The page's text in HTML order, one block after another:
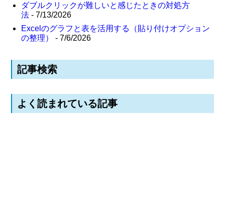
ダブルクリックが難しいと感じたときの対処方
法 - 7/13/2026
Excelのグラフと表を活用する（貼り付けオプション
の整理）
- 7/6/2026
記事検索
よく読まれている記事